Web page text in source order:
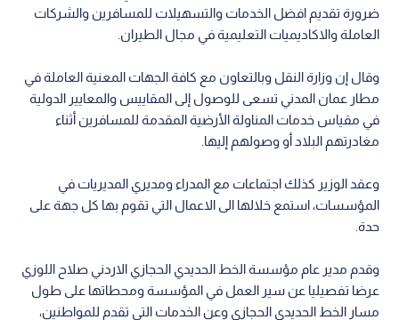
ضرورة تقديم افضل الخدمات والتسهيلات للمسافرين والشركات
العاملة والاكاديميات التعليمية في مجال الطيران.
وقال إن وزارة النقل وبالتعاون مع كافة الجهات المعنية العاملة في
مطار عمان المدني تسعى للوصول إلى المقاييس والمعايير الدولية
في مقياس خدمات المناولة الأرضية المقدمة للمسافرين أثناء
مغادرتهم البلاد أو وصولهم إليها.
وعقد الوزير كذلك اجتماعات مع المدراء ومديري المديريات في
المؤسسات، استمع خلالها الى الاعمال التي تقوم بها كل جهة على
حدة.
وقدم مدير عام مؤسسة الخط الحديدي الحجازي الاردني صلاح اللوزي
عرضا تفصيليا عن سير العمل في المؤسسة ومحطاتها على طول
مسار الخط الحديدي الحجازي وعن الخدمات التي تقدم للمواطنين،